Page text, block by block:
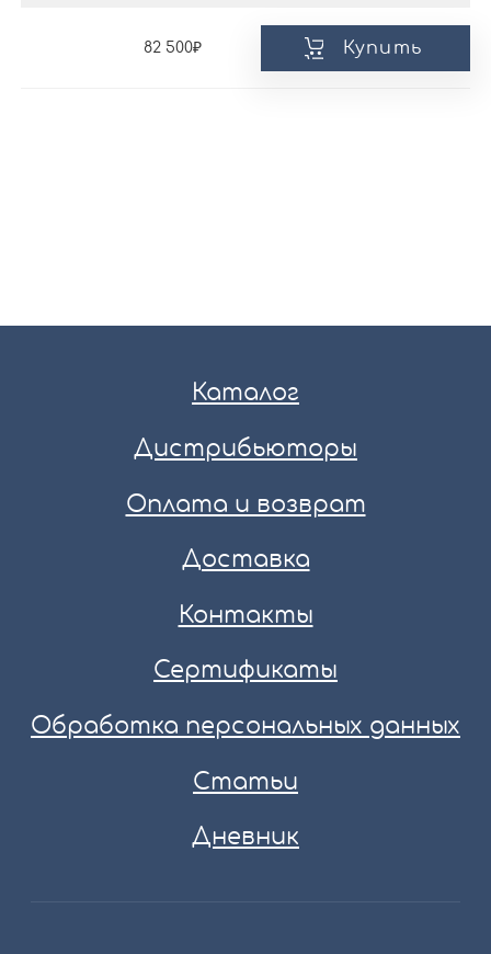
82 500 Купить
Каталог
Дистрибьюторы
Оплата и возврат
Доставка
Контакты
Сертификаты
Обработка персональных данных
Статьи
Дневник